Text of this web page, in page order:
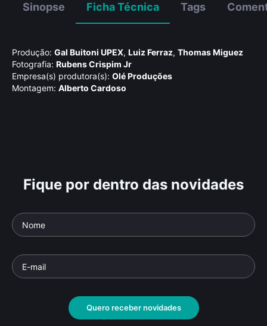
Sinopse Ficha Técnica Tags
Produção: Gal Buitoni UPEX, Luiz Ferraz, Thomas Miguez
Fotografia: Rubens Crispim Jr
Empresa(s) produtora(s): Olé Produções
Montagem: Alberto Cardoso
de
Parte
Fique por dentro das novidades
Quero receber novidades